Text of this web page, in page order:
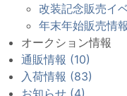
改装記念販売イ
年末年始販売情
オークション情報
通販情報 (10)
入荷情報 (83)
お知らせ (4)